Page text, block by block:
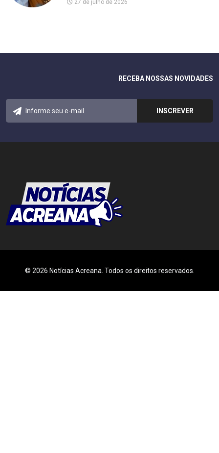
27 de julho de 2026
RECEBA NOSSAS NOVIDADES
© 2026 Notícias Acreana. Todos os direitos reservados.